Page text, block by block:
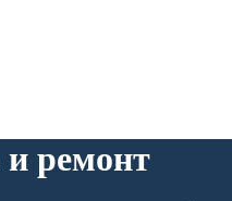
и ремонт